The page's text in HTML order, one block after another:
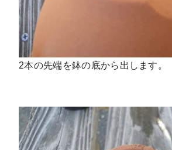
2本の先端を鉢の底から出します。